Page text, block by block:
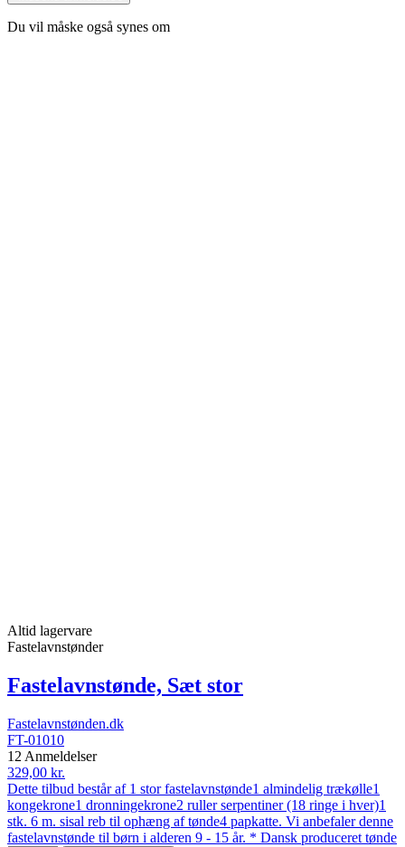
Du vil måske også synes om
Altid lagervare
Fastelavnstønder
Fastelavnstønde, Sæt stor
Fastelavnstønden.dk
FT-01010
12 Anmeldelser
329,00 kr.
Dette tilbud består af 1 stor fastelavnstønde1 almindelig trækølle1
kongekrone1 dronningekrone2 ruller serpentiner (18 ringe i hver)1
stk. 6 m. sisal reb til ophæng af tønde4 papkatte. Vi anbefaler denne
fastelavnstønde til børn i alderen 9 - 15 år. * Dansk produceret tønde